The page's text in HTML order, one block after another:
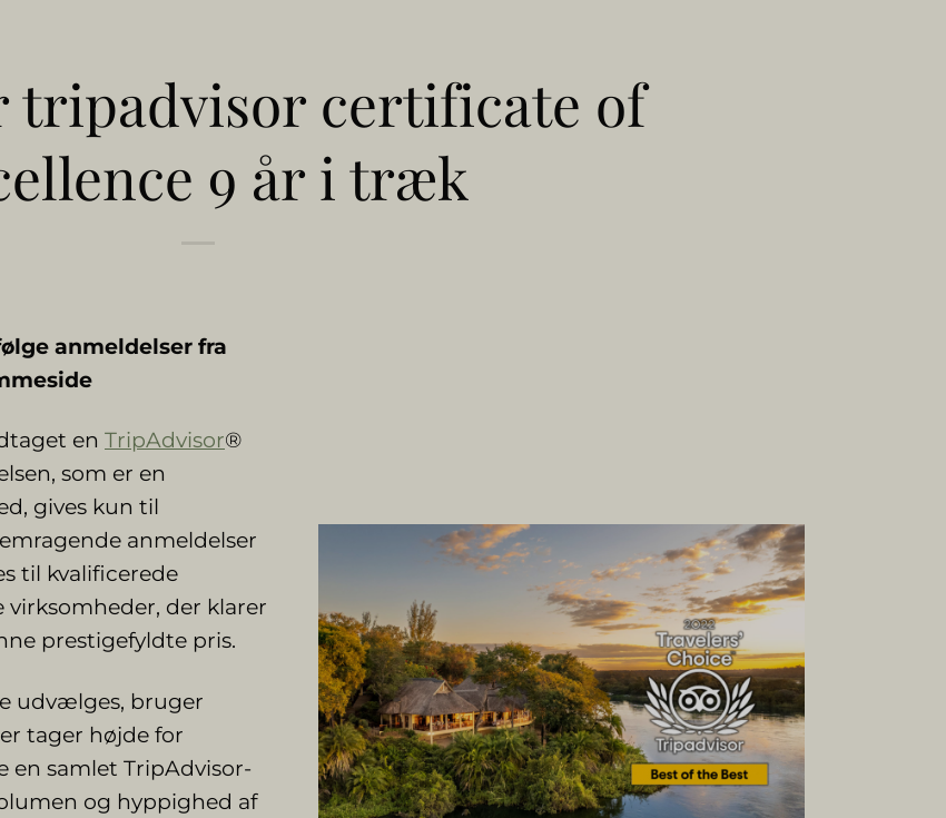
tripadvisor certificate of
9 år i træk
anmeldelser fra
en TripAdvisor®
som er en
gives kun til
anmeldelser
til kvalificerede
virksomheder, der klarer
prestigefyldte pris.
udvælges, bruger
tager højde for
en samlet TripAdvisor-
og hyppighed af